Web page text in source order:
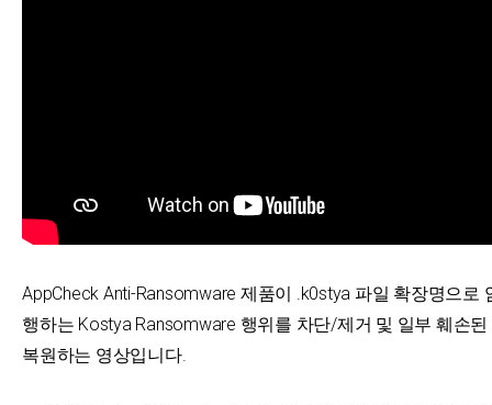
AppCheck Anti-Ransomware 제품이 .k0stya 파일 확장명으로
행하는 Kostya Ransomware 행위를 차단/제거 및 일부 훼손
복원하는 영상입니다.